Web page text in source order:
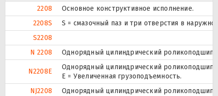
2208
Основное конструктивное исполнение.
2208S
S = смазочный паз и три отверстия в
S2208
N 2208
Однорядный цилиндрический
N2208E
Однорядный цилиндрический
Е = Увеличенная грузоподъемность.
NJ2208
Однорядный цилиндрический